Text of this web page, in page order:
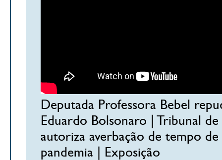
Deputada Professora Bebel
Eduardo Bolsonaro | Tribunal
autoriza averbação de tempo
pandemia | Exposição